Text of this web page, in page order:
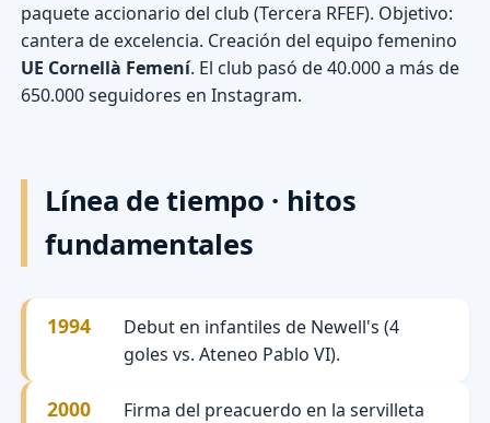
paquete accionario del club (Tercera RFEF). Objetivo:
cantera de excelencia. Creación del equipo femenino
UE Cornellà Femení. El club pasó de 40.000 a más de
650.000 seguidores en Instagram.
Línea de tiempo · hitos
fundamentales
1994
Debut en infantiles de Newell's (4
goles vs. Ateneo Pablo VI).
2000
Firma del preacuerdo en la servilleta